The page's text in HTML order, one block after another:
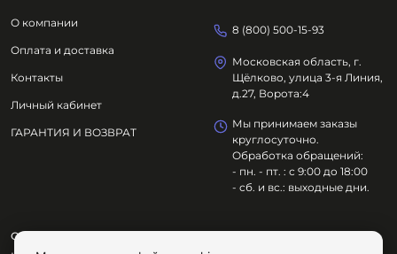
О компании
Оплата и доставка
Контакты
Личный кабинет
ГАРАНТИЯ И ВОЗВРАТ
8 (800) 500-15-93
Московская область, г.
Щёлково, улица 3-я Линия,
д.27, Ворота:4
Мы принимаем заказы
круглосуточно.
Обработка обращений:
- пн. - пт. : с 9:00 до 18:00
- сб. и вс.: выходные дни.
ООО "ОЗДОРОВИТЕЛЬНЫЕ ТЕХНОЛОГИИ"